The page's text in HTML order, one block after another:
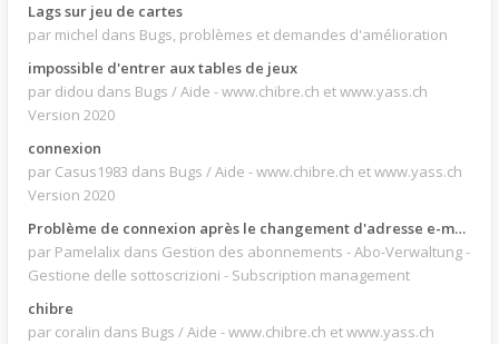
Lags sur jeu de cartes
par michel dans Bugs, problèmes et demandes d'amélioration
impossible d'entrer aux tables de jeux
par didou dans Bugs / Aide - www.chibre.ch et www.yass.ch
Version 2020
connexion
par Casus1983 dans Bugs / Aide - www.chibre.ch et www.yass.ch
Version 2020
Problème de connexion après le changement d'adresse e-mail.
par Pamelalix dans Gestion des abonnements - Abo-Verwaltung -
Gestione delle sottoscrizioni - Subscription management
chibre
par coralin dans Bugs / Aide - www.chibre.ch et www.yass.ch